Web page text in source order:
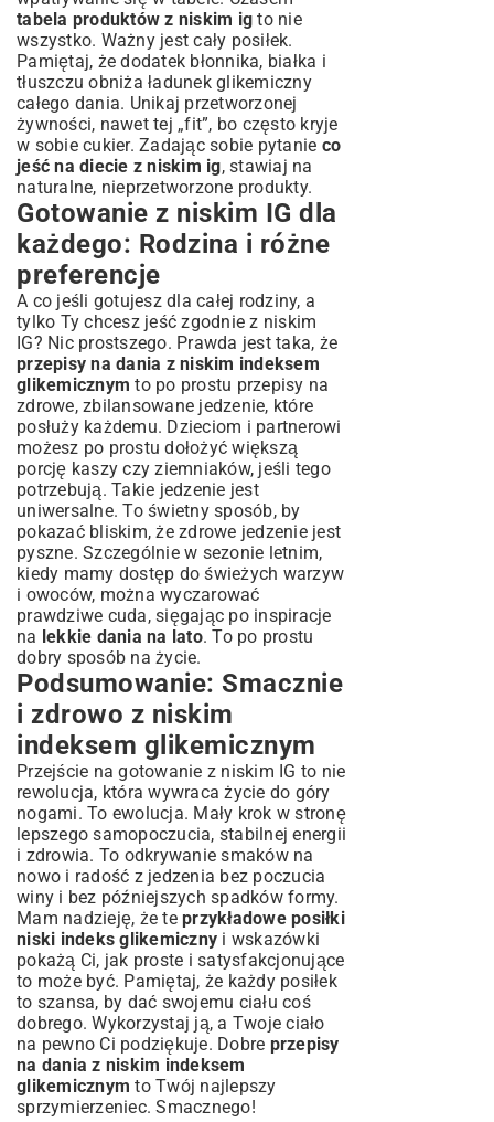
tabela produktów z niskim ig to nie
wszystko. Ważny jest cały posiłek.
Pamiętaj, że dodatek błonnika, białka i
tłuszczu obniża ładunek glikemiczny
całego dania. Unikaj przetworzonej
żywności, nawet tej „fit”, bo często kryje
w sobie cukier. Zadając sobie pytanie co
jeść na diecie z niskim ig, stawiaj na
naturalne, nieprzetworzone produkty.
Gotowanie z niskim IG dla
każdego: Rodzina i różne
preferencje
A co jeśli gotujesz dla całej rodziny, a
tylko Ty chcesz jeść zgodnie z niskim
IG? Nic prostszego. Prawda jest taka, że
przepisy na dania z niskim indeksem
glikemicznym to po prostu przepisy na
zdrowe, zbilansowane jedzenie, które
posłuży każdemu. Dzieciom i partnerowi
możesz po prostu dołożyć większą
porcję kaszy czy ziemniaków, jeśli tego
potrzebują. Takie jedzenie jest
uniwersalne. To świetny sposób, by
pokazać bliskim, że zdrowe jedzenie jest
pyszne. Szczególnie w sezonie letnim,
kiedy mamy dostęp do świeżych warzyw
i owoców, można wyczarować
prawdziwe cuda, sięgając po inspiracje
na lekkie dania na lato. To po prostu
dobry sposób na życie.
Podsumowanie: Smacznie
i zdrowo z niskim
indeksem glikemicznym
Przejście na gotowanie z niskim IG to nie
rewolucja, która wywraca życie do góry
nogami. To ewolucja. Mały krok w stronę
lepszego samopoczucia, stabilnej energii
i zdrowia. To odkrywanie smaków na
nowo i radość z jedzenia bez poczucia
winy i bez późniejszych spadków formy.
Mam nadzieję, że te przykładowe posiłki
niski indeks glikemiczny i wskazówki
pokażą Ci, jak proste i satysfakcjonujące
to może być. Pamiętaj, że każdy posiłek
to szansa, by dać swojemu ciału coś
dobrego. Wykorzystaj ją, a Twoje ciało
na pewno Ci podziękuje. Dobre przepisy
na dania z niskim indeksem
glikemicznym to Twój najlepszy
sprzymierzeniec. Smacznego!